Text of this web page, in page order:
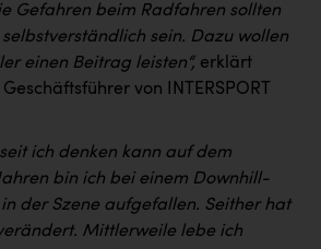
Gefahren beim Radfahren sollten
sein. Dazu wollen
einen Beitrag leisten“, erklärt
von INTERSPORT
ich denken kann auf dem
bin ich bei einem Downhill-
in der Szene aufgefallen. Seither hat
Mittlerweile lebe ich